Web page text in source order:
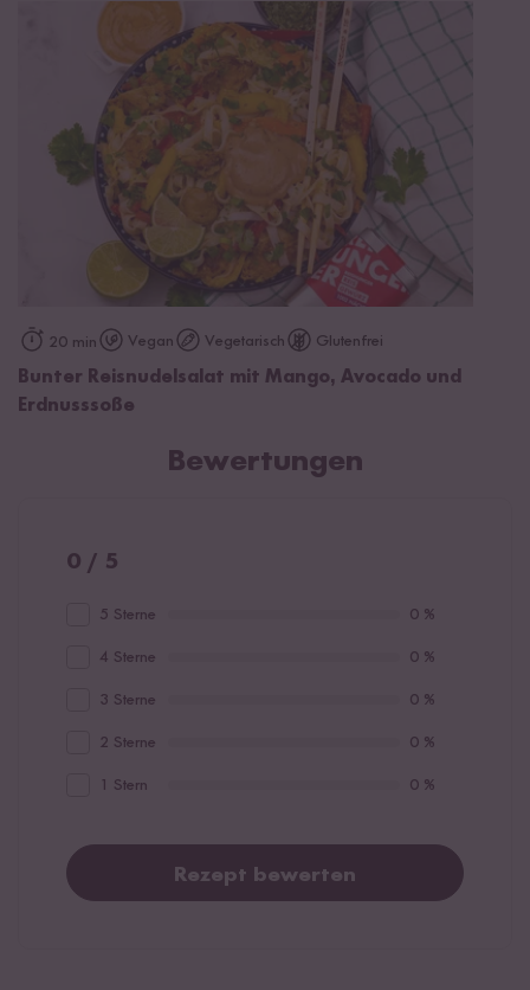
20 min Vegan Vegetarisch Glutenfrei
Bunter Reisnudelsalat mit Mango, Avocado und
Erdnusssoße
Bewertungen
0 / 5
5 Sterne 0 %
4 Sterne 0 %
3 Sterne 0 %
2 Sterne 0 %
1 Stern 0 %
Rezept bewerten